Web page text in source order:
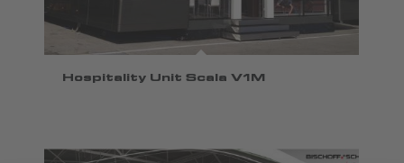
Hospitality Unit Scala V1M